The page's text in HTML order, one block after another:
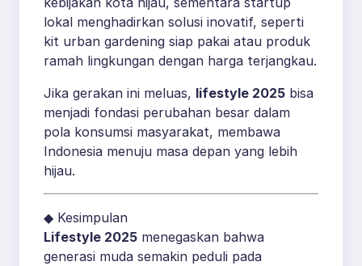
lokal menghadirkan solusi inovatif, seperti
kit urban gardening siap pakai atau produk
ramah lingkungan dengan harga terjangkau.
Jika gerakan ini meluas, lifestyle 2025 bisa
menjadi fondasi perubahan besar dalam
pola konsumsi masyarakat, membawa
Indonesia menuju masa depan yang lebih
hijau.
◆ Kesimpulan
Lifestyle 2025 menegaskan bahwa
generasi muda semakin peduli pada